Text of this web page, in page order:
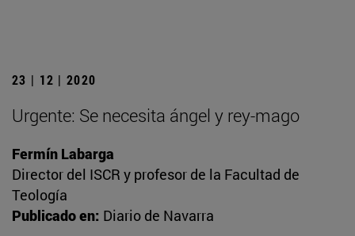
23 | 12 | 2020
Urgente: Se necesita ángel y rey-mago
Fermín Labarga
Director del ISCR y profesor de la Facultad de
Teología
Publicado en: Diario de Navarra